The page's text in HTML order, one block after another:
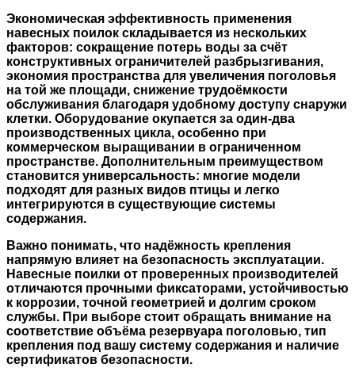
Экономическая эффективность применения
навесных поилок складывается из нескольких
факторов: сокращение потерь воды за счёт
конструктивных ограничителей разбрызгивания,
экономия пространства для увеличения поголовья
на той же площади, снижение трудоёмкости
обслуживания благодаря удобному доступу снаружи
клетки. Оборудование окупается за один-два
производственных цикла, особенно при
коммерческом выращивании в ограниченном
пространстве. Дополнительным преимуществом
становится универсальность: многие модели
подходят для разных видов птицы и легко
интегрируются в существующие системы
содержания.
Важно понимать, что надёжность крепления
напрямую влияет на безопасность эксплуатации.
Навесные поилки от проверенных производителей
отличаются прочными фиксаторами, устойчивостью
к коррозии, точной геометрией и долгим сроком
службы. При выборе стоит обращать внимание на
соответствие объёма резервуара поголовью, тип
крепления под вашу систему содержания и наличие
сертификатов безопасности.